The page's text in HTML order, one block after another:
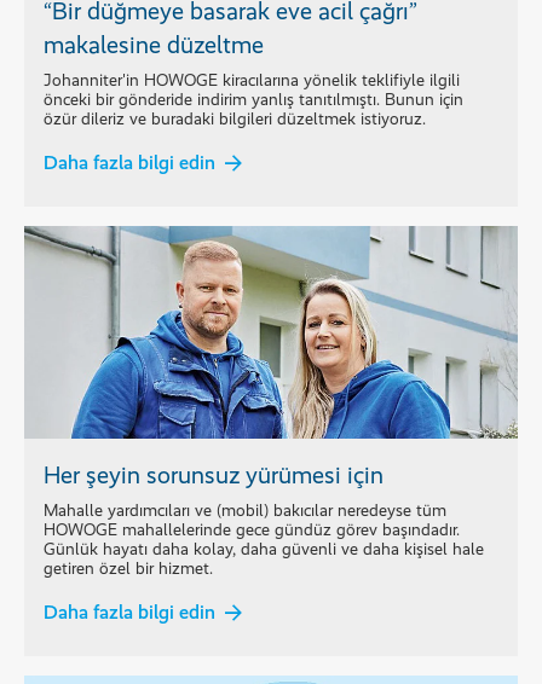
“Bir düğmeye basarak eve acil çağrı”
makalesine düzeltme
Johanniter'in HOWOGE kiracılarına yönelik teklifiyle ilgili
önceki bir gönderide indirim yanlış tanıtılmıştı. Bunun için
özür dileriz ve buradaki bilgileri düzeltmek istiyoruz.
Daha fazla bilgi edin
Her şeyin sorunsuz yürümesi için
Mahalle yardımcıları ve (mobil) bakıcılar neredeyse tüm
HOWOGE mahallelerinde gece gündüz görev başındadır.
Günlük hayatı daha kolay, daha güvenli ve daha kişisel hale
getiren özel bir hizmet.
Daha fazla bilgi edin